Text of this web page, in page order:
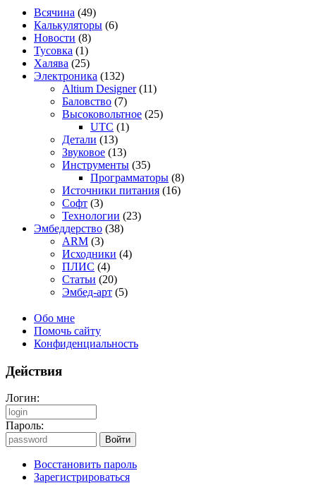
Всячина (49)
Калькуляторы (6)
Новости (8)
Тусовка (1)
Халява (25)
Электроника (132)
Altium Designer(11)
Баловство (7)
Высоковольтное (25)
UTC (1)
Детали (13)
Звуковое (13)
Инструменты (35)
Программаторы (8)
Источники питания (16)
Софт (3)
Технологии (23)
Эмбеддерство (38)
ARM (3)
Исходники (4)
ПЛИС (4)
Статьи (20)
Эмбед-арт (5)
Обо мне
Помочь сайту
Конфиденциальность
Действия
Логин:
Пароль:
Восстановить пароль
Зарегистрироваться